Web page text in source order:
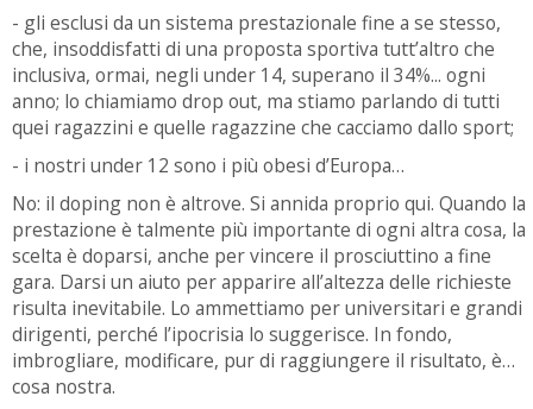
- gli esclusi da un sistema prestazionale fine a se stesso,
che, insoddisfatti di una proposta sportiva tutt’altro che
inclusiva, ormai, negli under 14, superano il 34%... ogni
anno; lo chiamiamo drop out, ma stiamo parlando di tutti
quei ragazzini e quelle ragazzine che cacciamo dallo sport;
- i nostri under 12 sono i più obesi d’Europa…
No: il doping non è altrove. Si annida proprio qui. Quando la
prestazione è talmente più importante di ogni altra cosa, la
scelta è doparsi, anche per vincere il prosciuttino a fine
gara. Darsi un aiuto per apparire all’altezza delle richieste
risulta inevitabile. Lo ammettiamo per universitari e grandi
dirigenti, perché l’ipocrisia lo suggerisce. In fondo,
imbrogliare, modificare, pur di raggiungere il risultato, è…
cosa nostra.